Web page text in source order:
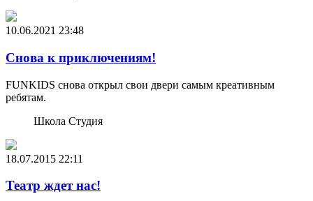
10.06.2021 23:48
Снова к приключениям!
FUNKIDS снова открыл свои двери самым креативным
ребятам.
Школа Студия
18.07.2015 22:11
Театр ждет нас!